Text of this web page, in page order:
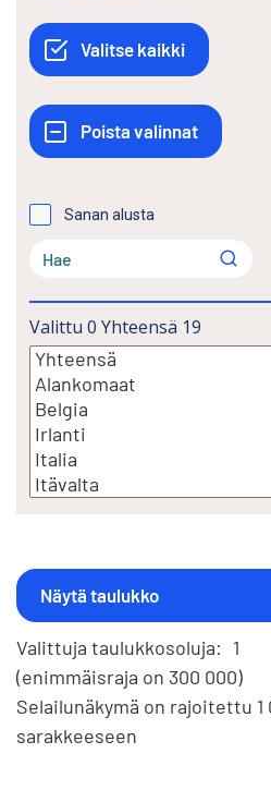
Sanan alusta
Valittu 0 Yhteensä 19
Valittuja taulukkosoluja: 1
(enimmäisraja on 300 000)
Selailunäkymä on rajoitettu 1
sarakkeeseen